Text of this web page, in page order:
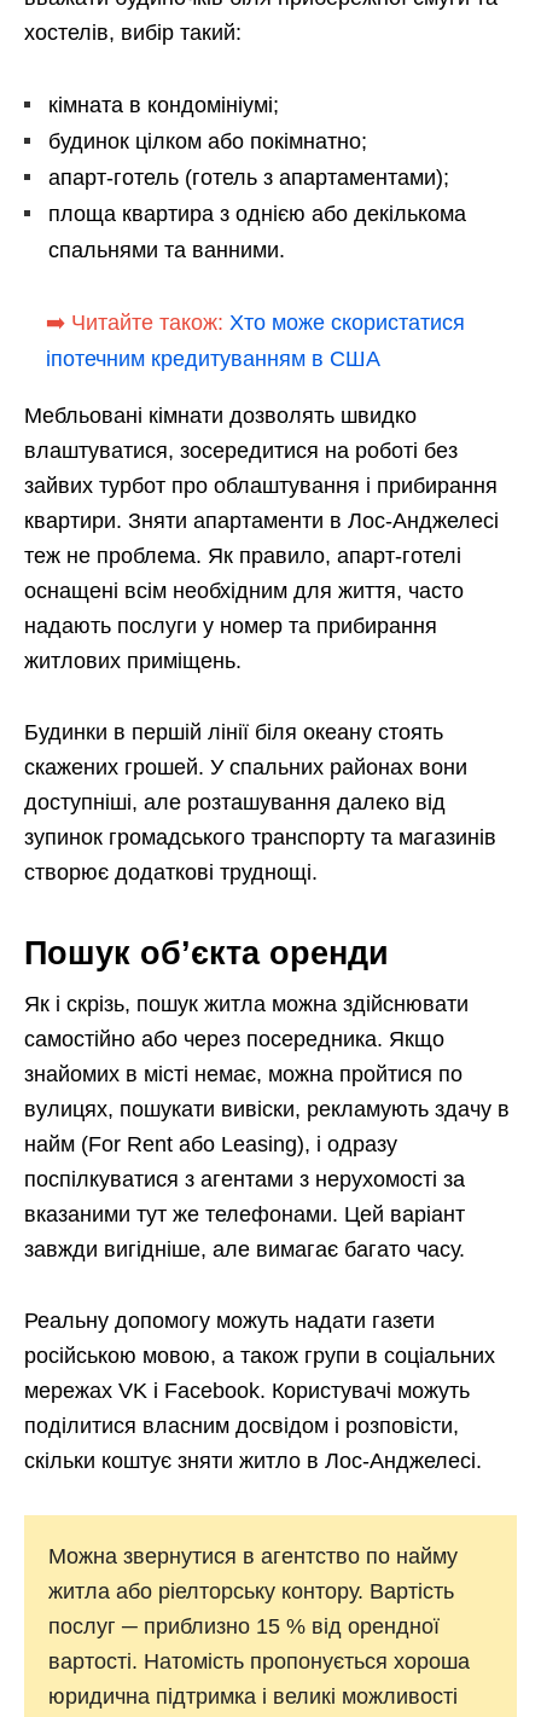
хостелів, вибір такий:
кімната в кондомініумі;
будинок цілком або покімнатно;
апарт-готель (готель з апартаментами);
площа квартира з однією або декількома
спальнями та ванними.
➡️ Читайте також: Хто може скористатися
іпотечним кредитуванням в США
Мебльовані кімнати дозволять швидко
влаштуватися, зосередитися на роботі без
зайвих турбот про облаштування і прибирання
квартири. Зняти апартаменти в Лос-Анджелесі
теж не проблема. Як правило, апарт-готелі
оснащені всім необхідним для життя, часто
надають послуги у номер та прибирання
житлових приміщень.
Будинки в першій лінії біля океану стоять
скажених грошей. У спальних районах вони
доступніші, але розташування далеко від
зупинок громадського транспорту та магазинів
створює додаткові труднощі.
Пошук об’єкта оренди
Як і скрізь, пошук житла можна здійснювати
самостійно або через посередника. Якщо
знайомих в місті немає, можна пройтися по
вулицях, пошукати вивіски, рекламують здачу в
найм (For Rent або Leasing), і одразу
поспілкуватися з агентами з нерухомості за
вказаними тут же телефонами. Цей варіант
завжди вигідніше, але вимагає багато часу.
Реальну допомогу можуть надати газети
російською мовою, а також групи в соціальних
мережах VK і Facebook. Користувачі можуть
поділитися власним досвідом і розповісти,
скільки коштує зняти житло в Лос-Анджелесі.
Можна звернутися в агентство по найму
житла або ріелторську контору. Вартість
послуг ─ приблизно 15 % від орендної
вартості. Натомість пропонується хороша
юридична підтримка і великі можливості